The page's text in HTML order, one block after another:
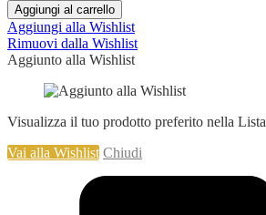
Aggiungi al carrello
Aggiungi alla Wishlist
Rimuovi dalla Wishlist
Aggiunto alla Wishlist
Visualizza il tuo prodotto preferito nella
Vai alla Wishlist Chiudi